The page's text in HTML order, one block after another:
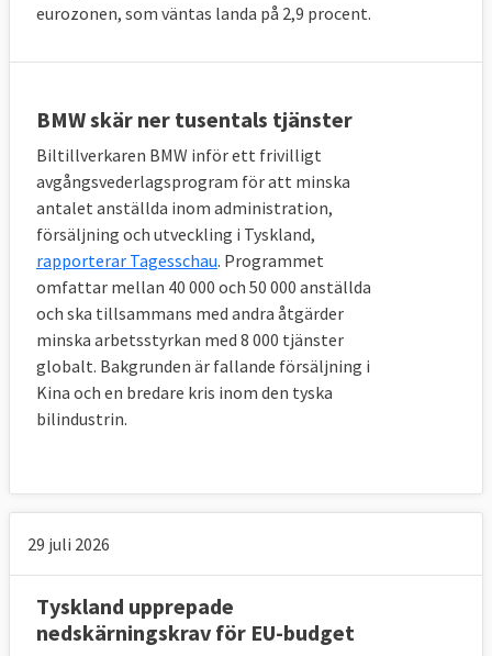
eurozonen, som väntas landa på 2,9 procent.
BMW skär ner tusentals tjänster
Biltillverkaren BMW inför ett frivilligt
avgångsvederlagsprogram för att minska
antalet anställda inom administration,
försäljning och utveckling i Tyskland,
rapporterar Tagesschau. Programmet
omfattar mellan 40 000 och 50 000 anställda
och ska tillsammans med andra åtgärder
minska arbetsstyrkan med 8 000 tjänster
globalt. Bakgrunden är fallande försäljning i
Kina och en bredare kris inom den tyska
bilindustrin.
29 juli 2026
Tyskland upprepade
nedskärningskrav för EU-budget